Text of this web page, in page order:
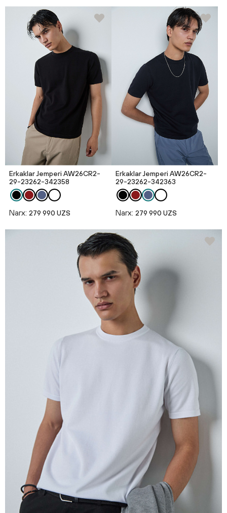
Erkaklar Jemperi AW26CR2-
29-23262-342358
Narx: 279 990 UZS
Erkaklar Jemperi AW26CR2-
29-23262-342363
Narx: 279 990 UZS